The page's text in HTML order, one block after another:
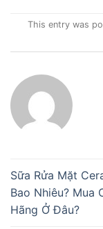
This entry was
Sữa Rửa Mặt
Bao Nhiêu? Mua
Hãng Ở Đâu?